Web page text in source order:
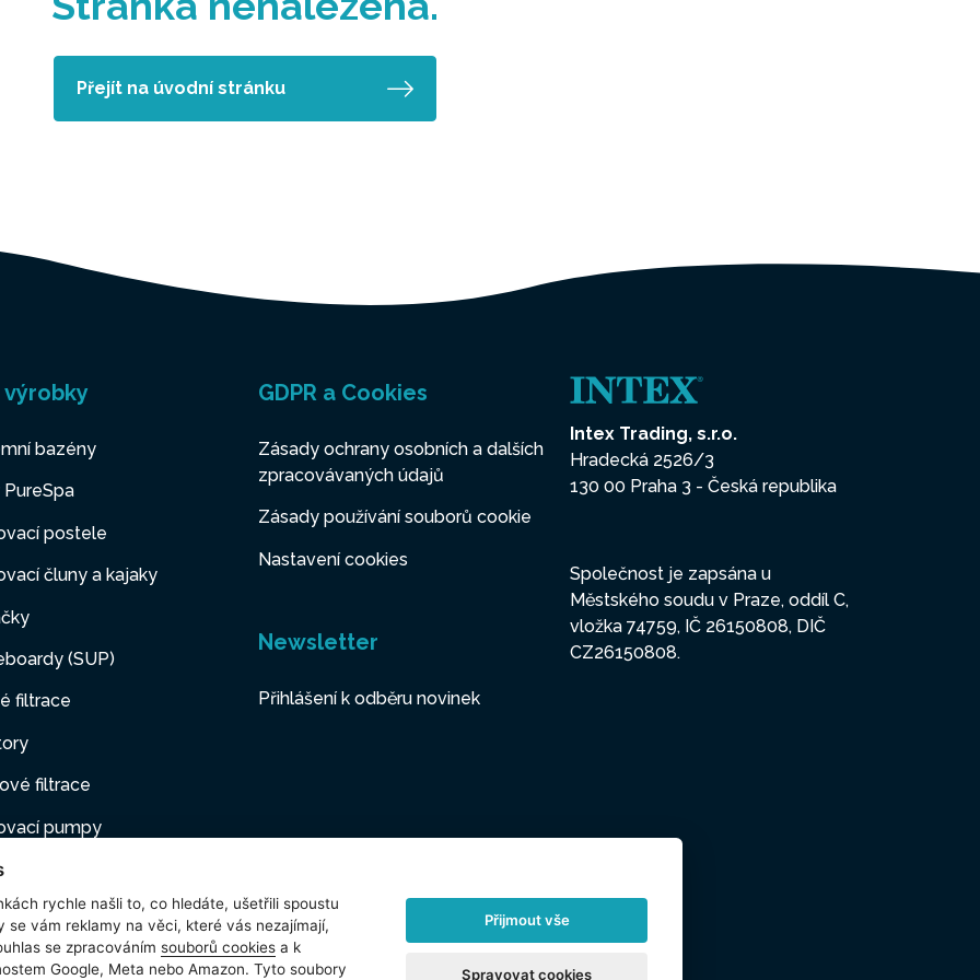
Přejít na úvodní stránku
výrobky
bazény
postele
čluny a kajaky
(SUP)
filtrace
filtrace
pumpy
nábytek
mazlíčci
GDPR a Cookies
Zásady ochrany osobních a dalších
zpracovávaných údajů
Zásady používání souborů cookie
Nastavení cookies
Newsletter
Přihlášení k odběru novinek
Intex Trading, s.r.o.
Hradecká 2526/3
130 00 Praha 3 - Česká republika
Společnost je zapsána u
Městského soudu v Praze, oddíl C,
vložka 74759, IČ 26150808, DIČ
CZ26150808.
rychle našli to, co hledáte, ušetřili spoustu
se vám reklamy na věci, které vás nezajímají,
se zpracováním souborů cookies a k
Google, Meta nebo Amazon. Tyto soubory
Přijmout vše
Spravovat cookies